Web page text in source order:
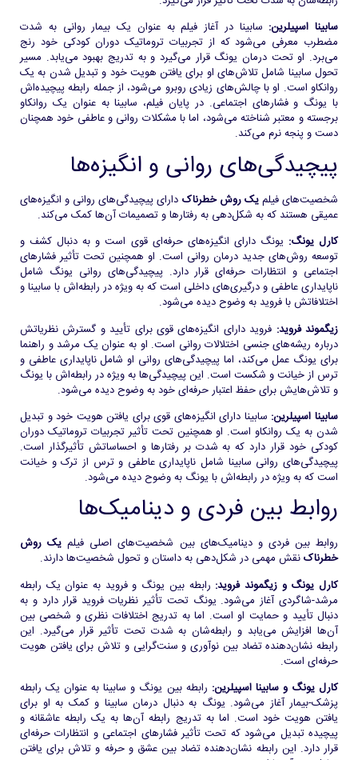
سابینا اسپیلرین: سابینا در آغاز فیلم به عنوان یک بیمار روانی به شدت
مضطرب معرفی می‌شود که از تجربیات تروماتیک دوران کودکی خود رنج
می‌برد. او تحت درمان یونگ قرار می‌گیرد و به تدریج بهبود می‌یابد. مسیر
تحول سابینا شامل تلاش‌های او برای یافتن هویت خود و تبدیل شدن به یک
روانکاو است. او با چالش‌های زیادی روبرو می‌شود، از جمله رابطه پیچیده‌اش
با یونگ و فشارهای اجتماعی. در پایان فیلم، سابینا به عنوان یک روانکاو
برجسته و معتبر شناخته می‌شود، اما با مشکلات روانی و عاطفی خود همچنان
دست و پنجه نرم می‌کند.
پیچیدگی‌های روانی و انگیزه‌ها
شخصیت‌های فیلمیک روش خطرناک دارای پیچیدگی‌های روانی و انگیزه‌های
عمیقی هستند که به شکل‌دهی به رفتارها و تصمیمات آن‌ها کمک می‌کند.
کارل یونگ: یونگ دارای انگیزه‌های حرفه‌ای قوی است و به دنبال کشف و
توسعه روش‌های جدید درمان روانی است. او همچنین تحت تأثیر فشارهای
اجتماعی و انتظارات حرفه‌ای قرار دارد. پیچیدگی‌های روانی یونگ شامل
ناپایداری عاطفی و درگیری‌های داخلی است که به ویژه در رابطه‌اش با سابینا و
اختلافاتش با فروید به وضوح دیده می‌شود.
زیگموند فروید: فروید دارای انگیزه‌های قوی برای تأیید و گسترش نظریاتش
درباره ریشه‌های جنسی اختلالات روانی است. او به عنوان یک مرشد و راهنما
برای یونگ عمل می‌کند، اما پیچیدگی‌های روانی او شامل ناپایداری عاطفی و
ترس از خیانت و شکست است. این پیچیدگی‌ها به ویژه در رابطه‌اش با یونگ
و تلاش‌هایش برای حفظ اعتبار حرفه‌ای خود به وضوح دیده می‌شود.
سابینا اسپیلرین: سابینا دارای انگیزه‌های قوی برای یافتن هویت خود و تبدیل
شدن به یک روانکاو است. او همچنین تحت تأثیر تجربیات تروماتیک دوران
کودکی خود قرار دارد که به شدت بر رفتارها و احساساتش تأثیرگذار است.
پیچیدگی‌های روانی سابینا شامل ناپایداری عاطفی و ترس از ترک و خیانت
است که به ویژه در رابطه‌اش با یونگ به وضوح دیده می‌شود.
روابط بین فردی و دینامیک‌ها
روابط بین فردی و دینامیک‌های بین شخصیت‌های اصلی فیلم یک روش
خطرناکنقش مهمی در شکل‌دهی به داستان و تحول شخصیت‌ها دارند.
کارل یونگ و زیگموند فروید: رابطه بین یونگ و فروید به عنوان یک رابطه
مرشد-شاگردی آغاز می‌شود. یونگ تحت تأثیر نظریات فروید قرار دارد و به
دنبال تأیید و حمایت او است. اما به تدریج اختلافات نظری و شخصی بین
آن‌ها افزایش می‌یابد و رابطه‌شان به شدت تحت تأثیر قرار می‌گیرد. این
رابطه نشان‌دهنده تضاد بین نوآوری و سنت‌گرایی و تلاش برای یافتن هویت
حرفه‌ای است.
کارل یونگ و سابینا اسپیلرین: رابطه بین یونگ و سابینا به عنوان یک رابطه
پزشک-بیمار آغاز می‌شود. یونگ به دنبال درمان سابینا و کمک به او برای
یافتن هویت خود است. اما به تدریج رابطه آن‌ها به یک رابطه عاشقانه و
پیچیده تبدیل می‌شود که تحت تأثیر فشارهای اجتماعی و انتظارات حرفه‌ای
قرار دارد. این رابطه نشان‌دهنده تضاد بین عشق و حرفه و تلاش برای یافتن